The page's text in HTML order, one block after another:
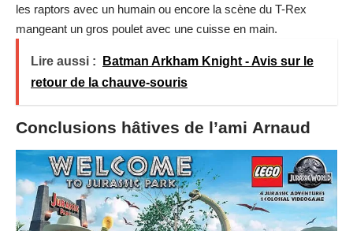
les raptors avec un humain ou encore la scène du T-Rex
mangeant un gros poulet avec une cuisse en main.
Lire aussi :
Batman Arkham Knight - Avis sur le
retour de la chauve-souris
Conclusions hâtives de l’ami Arnaud